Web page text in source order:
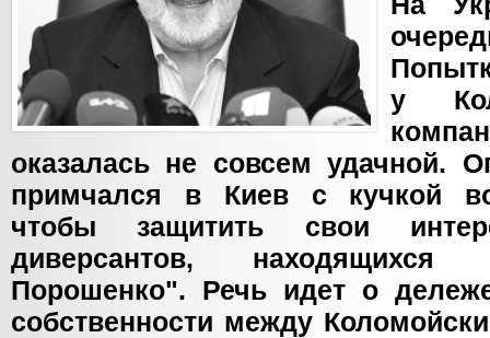
у
оказалась не совсем удачной.
примчался в Киев с кучкой
чтобы защитить свои
диверсантов,
Порошенко". Речь идет о
собственности между